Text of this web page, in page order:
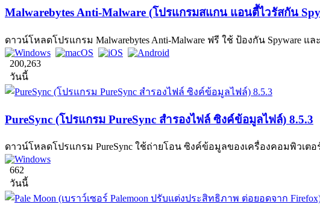
Malwarebytes Anti-Malware (โปรแกรมสแกน แอนตี้ไวรัสกัน
ดาวน์โหลดโปรแกรม Malwarebytes Anti-Malware ฟรี ใช้ ป้องกัน Spyware
200,263
วันนี้
PureSync (โปรแกรม PureSync สำรองไฟล์ ซิงค์ข้อมูลไฟล์) 8.5.3
ดาวน์โหลดโปรแกรม PureSync ใช้ถ่ายโอน ซิงค์ข้อมูลของเครื่องคอมพิวเ
662
วันนี้